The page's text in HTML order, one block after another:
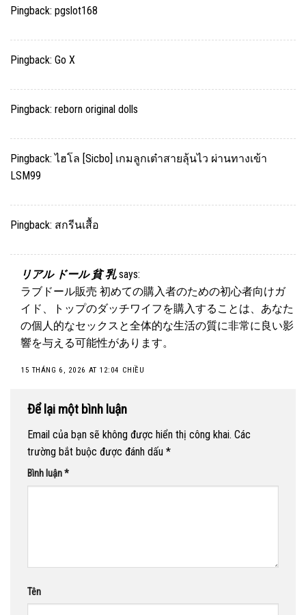
Pingback: pgslot168
Pingback: Go X
Pingback: reborn original dolls
Pingback:ไฮโล [Sicbo] เกมลูกเต๋าสายลุ้นไว ผ่านทางเข้า
LSM99
Pingback: สกรีนเสื้อ
リアル ドール 貧 乳 says:
ラブドール販売 初めての購入者のための初心者向けガ
イド、トップのダッチワイフを購入することは、あなた
の個人的なセックスと全体的な生活の質に非常に良い影
響を与える可能性があります。
15 THÁNG 6, 2026 AT 12:04 CHIỀU
Để lại một bình luận
Email của bạn sẽ không được hiển thị công khai. Các
trường bắt buộc được đánh dấu *
Bình luận*
Tên